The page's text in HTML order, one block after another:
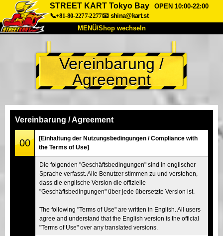
STREET KART Tokyo Bay
OPEN 10:00-22:00
📞+81-80-2277-2277📧 shina@kart.st
MENÜ/Shop wechseln
Über uns Spezifikationen Preise
Anfahrt Bewertungen FAQ
Shop wechseln
Tokio Akihabara#2
Tokio Shibuya Annex Tokio Bucht
Tokio Asakusa
Vereinbarung /
Agreement
Vereinbarung / Agreement
00
[Einhaltung der Nutzungsbedingungen / Compliance with
the Terms of Use]
Die folgenden "Geschäftsbedingungen" sind in englischer
Sprache verfasst. Alle Benutzer stimmen zu und verstehen,
dass die englische Version die offizielle
"Geschäftsbedingungen" über jede übersetzte Version ist.
The following "Terms of Use" are written in English. All users
agree and understand that the English version is the official
"Terms of Use" over any translated versions.